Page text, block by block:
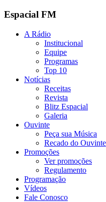
Espacial FM
A Rádio
Institucional
Equipe
Programas
Top 10
Notícias
Receitas
Revista
Blitz Espacial
Galeria
Ouvinte
Peça sua Música
Recado do Ouvinte
Promoções
Ver promoções
Regulamento
Programação
Vídeos
Fale Conosco